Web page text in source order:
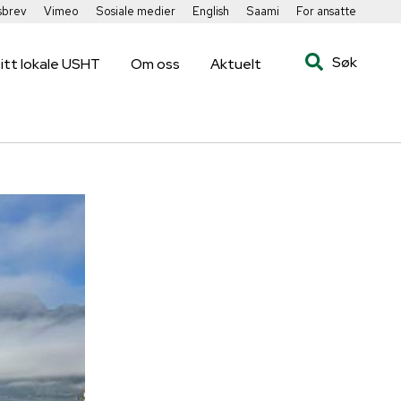
Vimeo Sosiale medier English Saami For ansatte
lokale USHT Om oss Aktuelt Søk